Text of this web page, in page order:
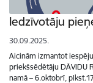
Iedzīvotāju
30.09.2025.
Aicinām izmantot
priekšsēdētāju DĀVIDU
namā – 6.oktobrī,